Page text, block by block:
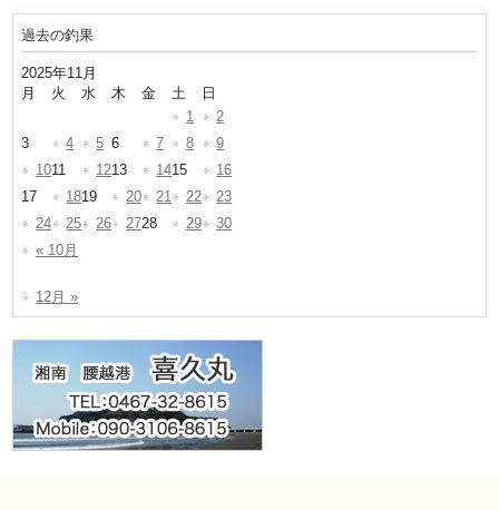
過去の釣果
2025年11月
月
火 水 木 金 土
日
1
2
3
4 5 6 7 8
9
1011 1213 1415
16
17
1819 20 21 22
23
24
25 26 2728 29
30
« 10月
12月 »